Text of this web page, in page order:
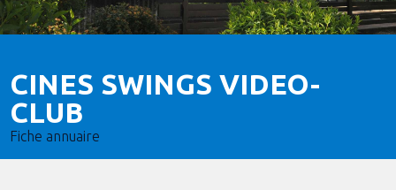
CINES SWINGS VIDEO-
CLUB
Fiche annuaire